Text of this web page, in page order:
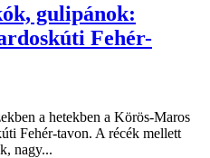
gulipánok:
Fehér-
a hetekben a Körös-Maros
Fehér-tavon. A récék mellett
nagy...